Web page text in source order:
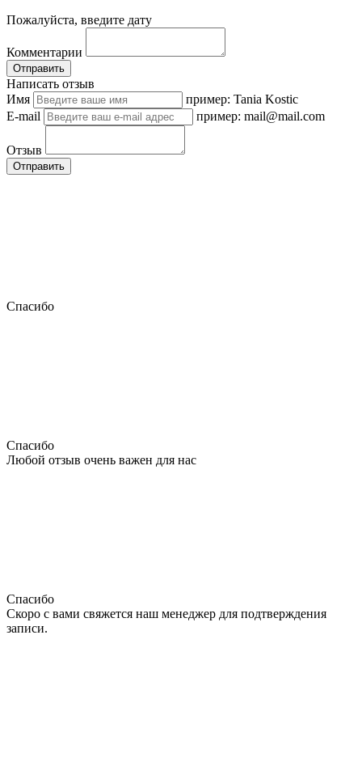
Пожалуйста, введите дату
Комментарии
Отправить
Написать отзыв
Имя
пример: Tania Kostic
E-mail
пример: mail@mail.com
Отзыв
Отправить
Спасибо
Спасибо
Любой отзыв очень важен для нас
Спасибо
Скоро с вами свяжется наш менеджер для подтверждения
записи.